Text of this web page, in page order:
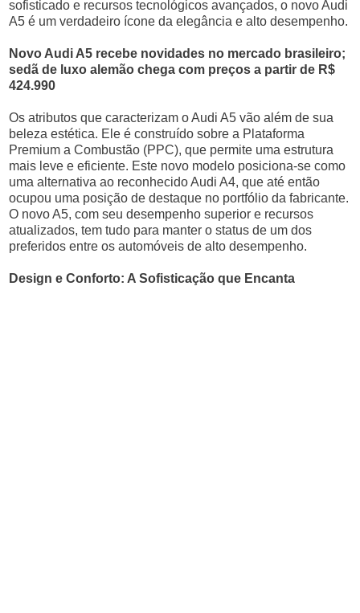
sofisticado e recursos tecnológicos avançados, o novo Audi
A5 é um verdadeiro ícone da elegância e alto desempenho.
Novo Audi A5 recebe novidades no mercado brasileiro;
sedã de luxo alemão chega com preços a partir de R$
424.990
Os atributos que caracterizam o Audi A5 vão além de sua
beleza estética. Ele é construído sobre a Plataforma
Premium a Combustão (PPC), que permite uma estrutura
mais leve e eficiente. Este novo modelo posiciona-se como
uma alternativa ao reconhecido Audi A4, que até então
ocupou uma posição de destaque no portfólio da fabricante.
O novo A5, com seu desempenho superior e recursos
atualizados, tem tudo para manter o status de um dos
preferidos entre os automóveis de alto desempenho.
Design e Conforto: A Sofisticação que Encanta